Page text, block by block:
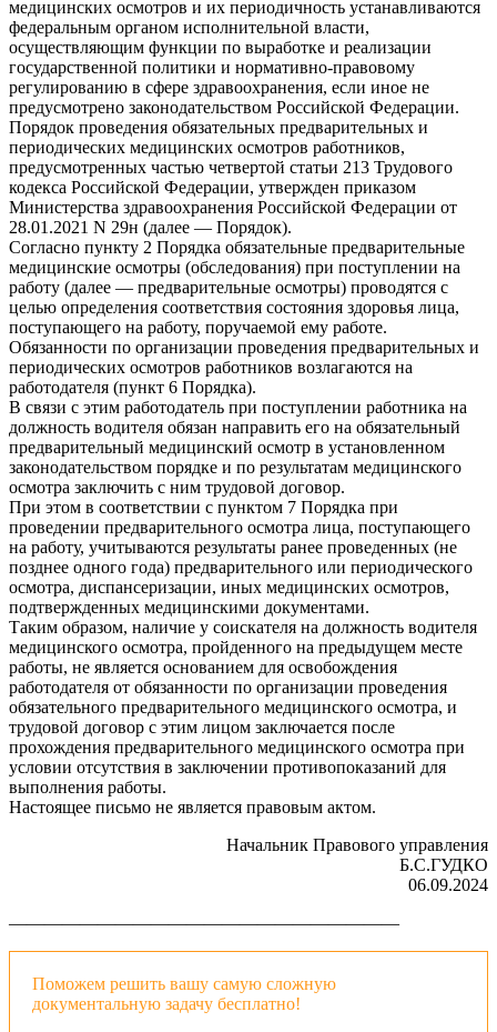
медицинских осмотров и их периодичность устанавливаются
федеральным органом исполнительной власти,
осуществляющим функции по выработке и реализации
государственной политики и нормативно-правовому
регулированию в сфере здравоохранения, если иное не
предусмотрено законодательством Российской Федерации.
Порядок проведения обязательных предварительных и
периодических медицинских осмотров работников,
предусмотренных частью четвертой статьи 213 Трудового
кодекса Российской Федерации, утвержден приказом
Министерства здравоохранения Российской Федерации от
28.01.2021 N 29н (далее — Порядок).
Согласно пункту 2 Порядка обязательные предварительные
медицинские осмотры (обследования) при поступлении на
работу (далее — предварительные осмотры) проводятся с
целью определения соответствия состояния здоровья лица,
поступающего на работу, поручаемой ему работе.
Обязанности по организации проведения предварительных и
периодических осмотров работников возлагаются на
работодателя (пункт 6 Порядка).
В связи с этим работодатель при поступлении работника на
должность водителя обязан направить его на обязательный
предварительный медицинский осмотр в установленном
законодательством порядке и по результатам медицинского
осмотра заключить с ним трудовой договор.
При этом в соответствии с пунктом 7 Порядка при
проведении предварительного осмотра лица, поступающего
на работу, учитываются результаты ранее проведенных (не
позднее одного года) предварительного или периодического
осмотра, диспансеризации, иных медицинских осмотров,
подтвержденных медицинскими документами.
Таким образом, наличие у соискателя на должность водителя
медицинского осмотра, пройденного на предыдущем месте
работы, не является основанием для освобождения
работодателя от обязанности по организации проведения
обязательного предварительного медицинского осмотра, и
трудовой договор с этим лицом заключается после
прохождения предварительного медицинского осмотра при
условии отсутствия в заключении противопоказаний для
выполнения работы.
Настоящее письмо не является правовым актом.
Начальник Правового управления
Б.С.ГУДКО
06.09.2024
——————————————————————
Поможем решить вашу самую сложную
документальную задачу бесплатно!